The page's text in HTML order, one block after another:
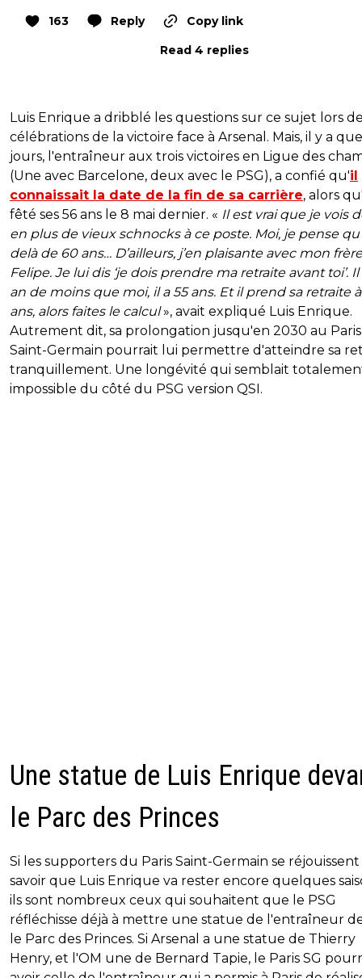
163 Reply
Copy link
Read 4 replies
Luis Enrique a dribblé les questions sur ce sujet lors
célébrations de la victoire face à Arsenal. Mais, il y a
jours, l'entraîneur aux trois victoires en Ligue des
(Une avec Barcelone, deux avec le PSG), a confié qu'il
connaissait la date de la fin de sa carrière, alors
fêté ses 56 ans le 8 mai dernier. « Il est vrai que je vois
en plus de vieux schnocks à ce poste. Moi, je pense
delà de 60 ans… D’ailleurs, j’en plaisante avec mon frère
Felipe. Je lui dis ‘je dois prendre ma retraite avant toi’.
an de moins que moi, il a 55 ans. Et il prend sa retraite à
ans, alors faites le calcul», avait expliqué Luis Enrique.
Autrement dit, sa prolongation jusqu'en 2030 au Paris
Saint-Germain pourrait lui permettre d'atteindre sa
tranquillement. Une longévité qui semblait
impossible du côté du PSG version QSI.
Une statue de Luis Enrique
le Parc des Princes
Si les supporters du Paris Saint-Germain se
savoir que Luis Enrique va rester encore quelques
ils sont nombreux ceux qui souhaitent que le PSG
réfléchisse déjà à mettre une statue de l'entraîneur
le Parc des Princes. Si Arsenal a une statue de Thierry
Henry, et l'OM une de Bernard Tapie, le Paris SG